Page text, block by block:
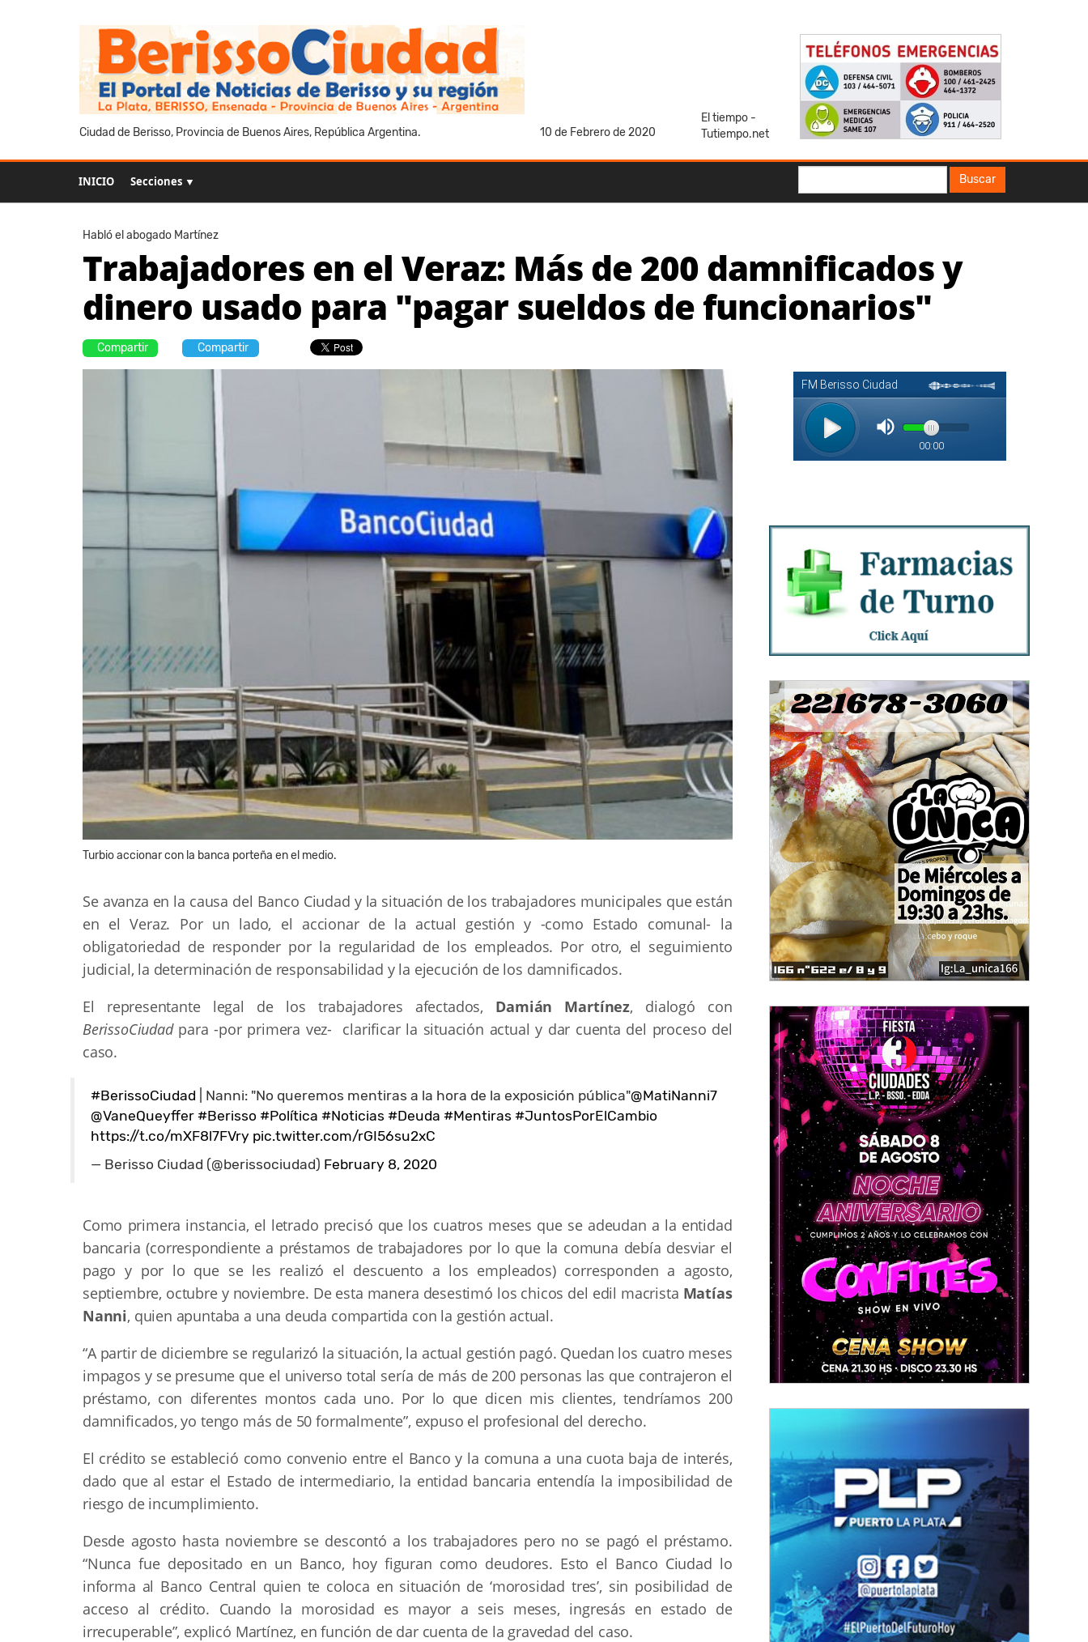
Ciudad de Berisso, Provincia de Buenos Aires, República Argentina. 10 de Febrero de 2020
El tiempo -
Tutiempo.net
INICIO Secciones ▼ Buscar
Habló el abogado Martínez
Trabajadores en el Veraz: Más de 200 damnificados y
dinero usado para "pagar sueldos de funcionarios"
Compartir Compartir
Turbio accionar con la banca porteña en el medio.
Se avanza en la causa del Banco Ciudad y la situación de los trabajadores municipales que están
en el Veraz. Por un lado, el accionar de la actual gestión y -como Estado comunal- la
obligatoriedad de responder por la regularidad de los empleados. Por otro, el seguimiento
judicial, la determinación de responsabilidad y la ejecución de los damnificados.
El representante legal de los trabajadores afectados, Damián Martínez, dialogó con
BerissoCiudad para -por primera vez- clarificar la situación actual y dar cuenta del proceso del
caso.
#BerissoCiudad | Nanni: "No queremos mentiras a la hora de la exposición pública"@MatiNanni7
@VaneQueyffer #Berisso #Política #Noticias #Deuda #Mentiras #JuntosPorElCambio
https://t.co/mXF8l7FVry pic.twitter.com/rGI56su2xC
— Berisso Ciudad (@berissociudad) February 8, 2020
Como primera instancia, el letrado precisó que los cuatros meses que se adeudan a la entidad
bancaria (correspondiente a préstamos de trabajadores por lo que la comuna debía desviar el
pago y por lo que se les realizó el descuento a los empleados) corresponden a agosto,
septiembre, octubre y noviembre. De esta manera desestimó los chicos del edil macrista Matías
Nanni, quien apuntaba a una deuda compartida con la gestión actual.
“A partir de diciembre se regularizó la situación, la actual gestión pagó. Quedan los cuatro meses
impagos y se presume que el universo total sería de más de 200 personas las que contrajeron el
préstamo, con diferentes montos cada uno. Por lo que dicen mis clientes, tendríamos 200
damnificados, yo tengo más de 50 formalmente”, expuso el profesional del derecho.
El crédito se estableció como convenio entre el Banco y la comuna a una cuota baja de interés,
dado que al estar el Estado de intermediario, la entidad bancaria entendía la imposibilidad de
riesgo de incumplimiento.
Desde agosto hasta noviembre se descontó a los trabajadores pero no se pagó el préstamo.
“Nunca fue depositado en un Banco, hoy figuran como deudores. Esto el Banco Ciudad lo
informa al Banco Central quien te coloca en situación de ‘morosidad tres’, sin posibilidad de
acceso al crédito. Cuando la morosidad es mayor a seis meses, ingresás en estado de
irrecuperable”, explicó Martínez, en función de dar cuenta de la gravedad del caso.